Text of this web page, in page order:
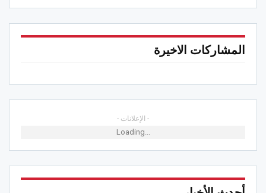
المشاركات الاخيرة
- الإعلانات -
Loading...